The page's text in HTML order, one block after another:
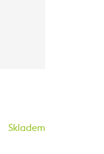
Skladem